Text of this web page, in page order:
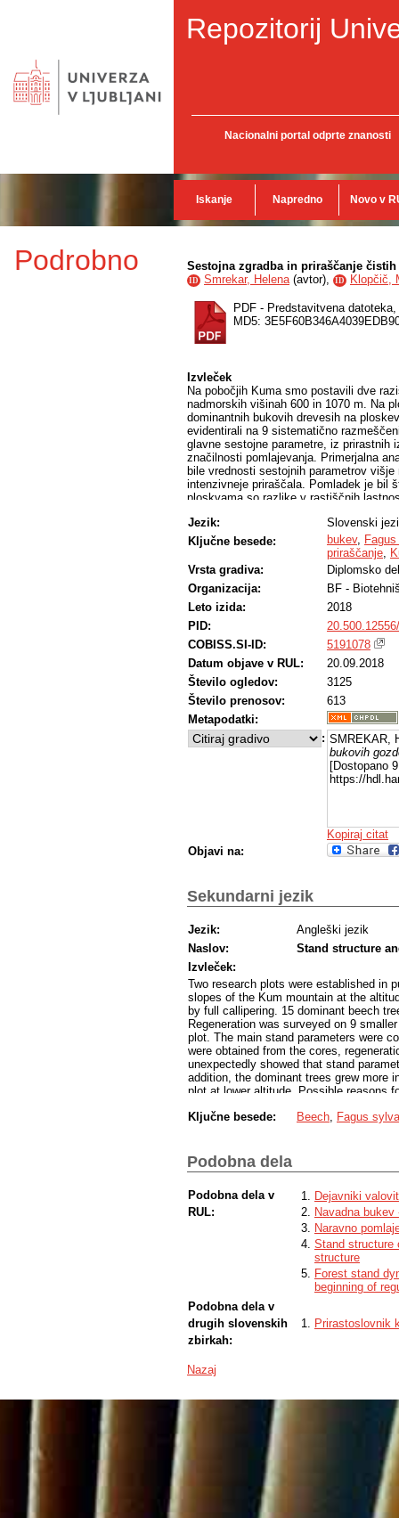
Repozitorij
Nacionalni portal odprte znanosti
Iskanje Napredno Novo v
Podrobno Sestojna zgradba in priraščanje
ID Smrekar, Helena(avtor), ID Klopčič,
PDF - Predstavitvena datoteka,
MD5:
Izvleček
Na pobočjih Kuma smo postavili dve
nadmorskih višinah 600 in 1070 m. Na
dominantnih bukovih drevesih na
evidentirali na 9 sistematično
glavne sestojne parametre, iz prirastnih
značilnosti pomlajevanja. Primerjalna
bile vrednosti sestojnih parametrov
intenzivneje priraščala. Pomladek je bil
ploskvama so razlike v rastiščnih
Jezik:
Slovenski
Ključne besede:
bukev,
priraščanje,
Vrsta gradiva:
Diplomsko
Organizacija:
BF -
Leto izida:
2018
PID:
COBISS.SI-ID:
5191078
Datum objave v RUL:
20.09.2018
Število ogledov:
3125
Število prenosov:
613
Metapodatki:
: SMREKAR,
bukovih
[Dostopano
https://
Kopiraj citat
Objavi na:
Sekundarni jezik
Jezik:
Angleški jezik
Naslov:
Stand structure
Izvleček:
Two research plots were established in
slopes of the Kum mountain at the
by full callipering. 15 dominant beech
Regeneration was surveyed on 9
plot. The main stand parameters were
were obtained from the cores,
unexpectedly showed that stand
addition, the dominant trees grew more
plot at lower altitude. Possible reasons
factors.
Ključne besede: Beech Fagus
Podobna dela
Podobna dela v
RUL:
Dejavniki
Navadna
Naravno
Stand structure
structure
Forest stand
beginning of
Podobna dela v
drugih slovenskih
zbirkah:
Prirastoslovnik
Nazaj